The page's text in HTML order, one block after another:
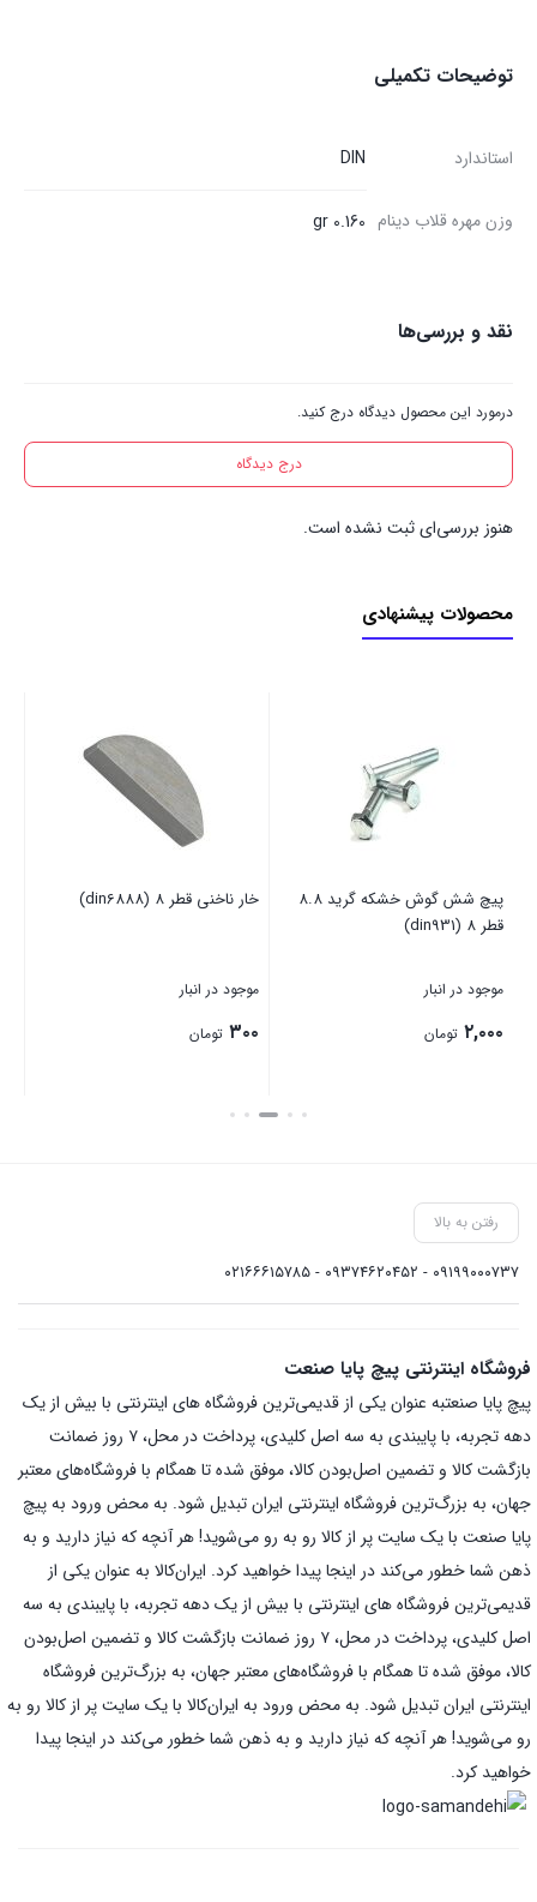
توضیحات تکمیلی
استاندارد DIN
وزن مهره قلاب دینام 0.160 gr
نقد و بررسی‌ها
درمورد این محصول دیدگاه درج کنید.
درج دیدگاه
هنوز بررسی‌ای ثبت نشده است.
محصولات پیشنهادی
پیچ شش گوش خشکه گرید 8.8
قطر 8 (din931)
موجود در انبار
۲,۰۰۰ تومان
خار ناخنی قطر 8 (din6888)
موجود در انبار
۳۰۰ تومان
بستن
رفتن به بالا
۰۹۱۹۹۰۰۰۷۳۷ - ۰۹۳۷۴۶۲۰۴۵۲ - ۰۲۱۶۶۶۱۵۷۸۵
فروشگاه اینترنتی پیچ پایا صنعت
پیچ پایا صنعتبه عنوان یکی از قدیمی‌ترین فروشگاه های اینترنتی با بیش از یک
دهه تجربه، با پایبندی به سه اصل کلیدی، پرداخت در محل، ۷ روز ضمانت
بازگشت کالا و تضمین اصل‌بودن کالا، موفق شده تا همگام با فروشگاه‌های معتبر
جهان، به بزرگ‌ترین فروشگاه اینترنتی ایران تبدیل شود. به محض ورود به پیچ
پایا صنعت با یک سایت پر از کالا رو به رو می‌شوید! هر آنچه که نیاز دارید و به
ذهن شما خطور می‌کند در اینجا پیدا خواهید کرد. ایران‌کالا به عنوان یکی از
قدیمی‌ترین فروشگاه های اینترنتی با بیش از یک دهه تجربه، با پایبندی به سه
اصل کلیدی، پرداخت در محل، ۷ روز ضمانت بازگشت کالا و تضمین اصل‌بودن
کالا، موفق شده تا همگام با فروشگاه‌های معتبر جهان، به بزرگ‌ترین فروشگاه
اینترنتی ایران تبدیل شود. به محض ورود به ایران‌کالا با یک سایت پر از کالا رو به
رو می‌شوید! هر آنچه که نیاز دارید و به ذهن شما خطور می‌کند در اینجا پیدا
خواهید کرد.